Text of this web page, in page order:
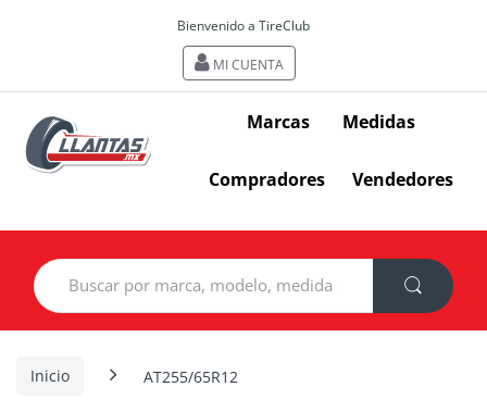
Bienvenido a TireClub
MI CUENTA
Marcas Medidas
Compradores Vendedores
Search
for:
Inicio AT255/65R12